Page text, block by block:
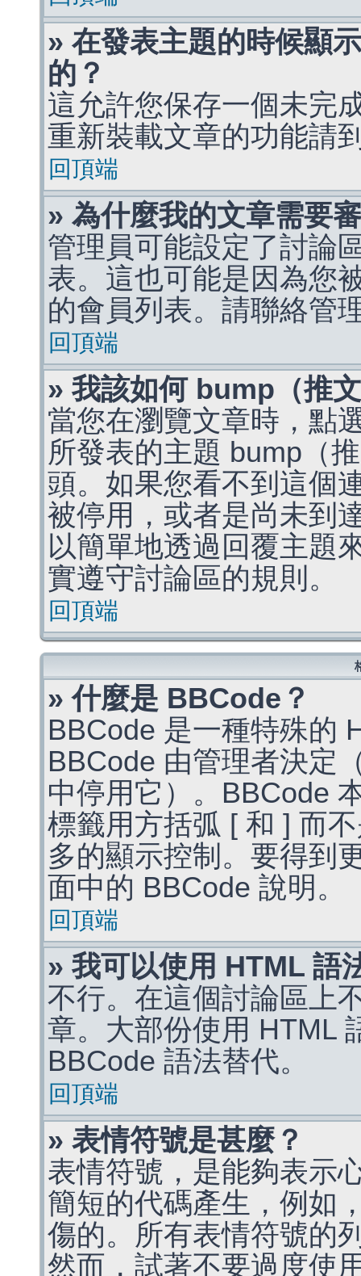
» 在發表主題的時候顯
的？
這允許您保存一個未完
重新裝載文章的功能請
回頂端
» 為什麼我的文章需要
管理員可能設定了討論
表。這也可能是因為您
的會員列表。請聯絡管
回頂端
» 我該如何 bump（推
當您在瀏覽文章時，點
所發表的主題 bump（
頭。如果您看不到這個
被停用，或者是尚未到
以簡單地透過回覆主題
實遵守討論區的規則。
回頂端
» 什麼是 BBCode？
BBCode 是一種特殊的
BBCode 由管理者決定
中停用它）。BBCode
標籤用方括弧 [ 和 ] 而
多的顯示控制。要得到
面中的 BBCode 說明。
回頂端
» 我可以使用 HTML 語
不行。在這個討論區上
章。大部份使用 HTML
BBCode 語法替代。
回頂端
» 表情符號是甚麼？
表情符號，是能夠表示
簡短的代碼產生，例如
傷的。所有表情符號的
然而，試著不要過度使